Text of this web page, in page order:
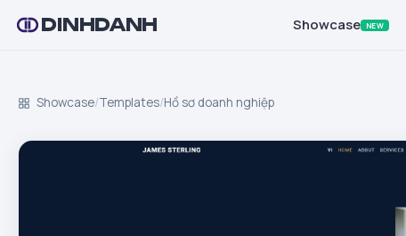
DINHDANH Showcase NEW
Showcase/Templates/Hồ sơ doanh nghiệp